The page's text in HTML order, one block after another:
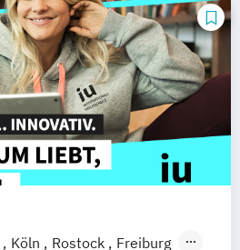
Köln Rostock
Freiburg